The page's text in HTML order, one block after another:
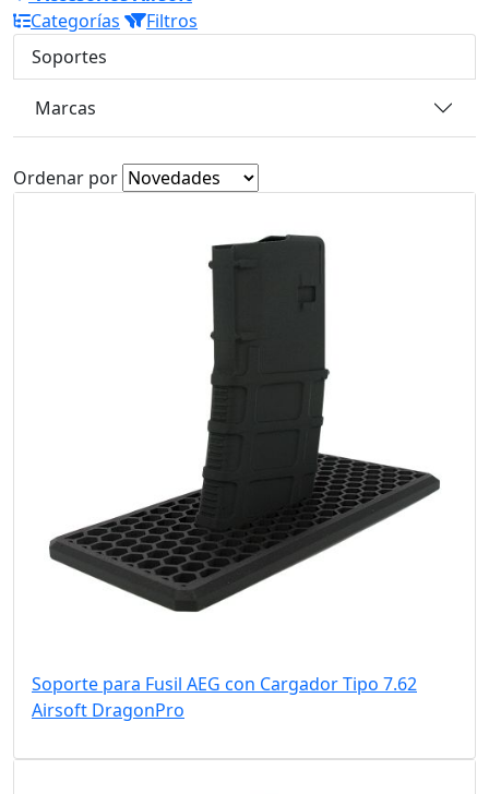
Categorías
Filtros
Soportes
Marcas
Ordenar por
Soporte para Fusil AEG con Cargador Tipo 7.62
Airsoft DragonPro